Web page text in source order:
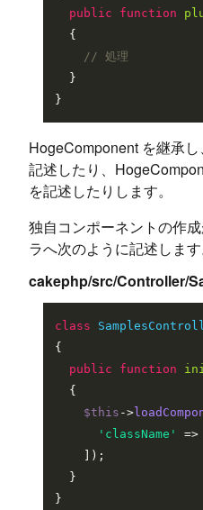
public
function
{
// 処理
  }
HogeComponent を継承
記述したり、
を記述したりします。
独自コンポーネントの作
ラへ次のように記述します
cakephp/src/Controller/
class
{
public
function
{
$this ->
'className'
=>
    ]);
  }